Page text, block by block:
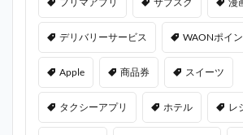
デリバリーサービス WAONポイン
Apple 商品券 スイーツ
タクシーアプリ ホテル レ